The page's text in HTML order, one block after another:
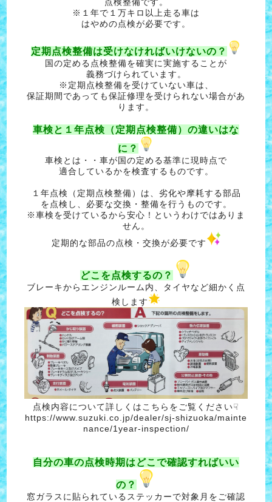
※１年で１万キロ以上走る車は
はやめの点検が必要です。
定期点検整備は受けなければいけないの？
国の定める点検整備を確実に実施することが
義務づけられています。
※定期点検整備を受けていない車は、
保証期間であっても保証修理を受けられない場合があ
ります。
車検と１年点検（定期点検整備）の違いはな
に？
車検とは・・車が国の定める基準に現時点で
適合しているかを検査するものです。
１年点検（定期点検整備）は、劣化や摩耗する部品
を点検し、必要な交換・整備を行うものです。
※車検を受けているから安心！というわけではありま
せん。
定期的な部品の点検・交換が必要です
どこを点検するの？
ブレーキからエンジンルーム内、タイヤなど細かく点
検します
点検内容について詳しくはこちらをご覧ください☟
https://www.suzuki.co.jp/dealer/sj-shizuoka/mainte
nance/1year-inspection/
自分の車の点検時期はどこで確認すればいい
の？
窓ガラスに貼られているステッカーで対象月をご確認